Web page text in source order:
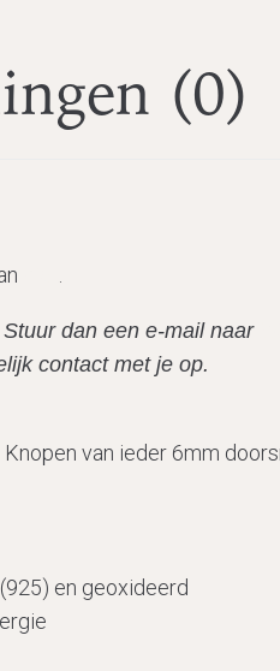
(0)
dan een e-mail naar
contact met je op.
van ieder 6mm
en geoxideerd